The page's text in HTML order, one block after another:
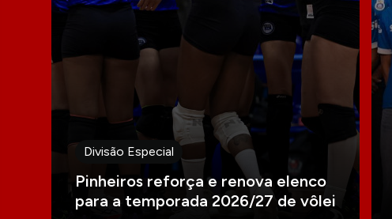
Divisão Especial
Pinheiros reforça e renova elenco
para a temporada 2026/27 de vôlei